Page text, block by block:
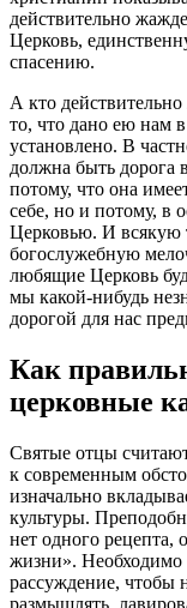
действительно
Церковь,
спасению.
А кто
то, что дано ею нам
установлено. В
должна быть дорога
потому, что она
себе, но и потому, в
Церковью. И всякую
богослужебную
любящие Церковь
мы какой-нибудь
дорогой для нас
Как
церковные
Святые отцы
к современным
изначально
культуры.
нет одного рецепта,
жизни».
рассуждение, чтобы
размышлять,